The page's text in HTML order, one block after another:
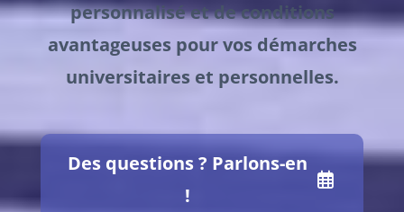
personnalisé et de conditions
avantageuses pour vos démarches
universitaires et personnelles.
Des questions ? Parlons-en
!